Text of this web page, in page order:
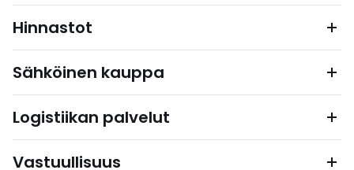
Hinnastot
Sähköinen kauppa
Logistiikan palvelut
Vastuullisuus